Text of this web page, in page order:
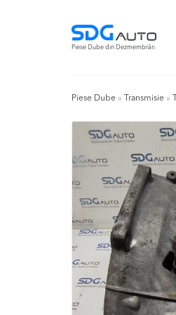
Piese Dube din Dezmembrări
Piese Dube » Transmisie »